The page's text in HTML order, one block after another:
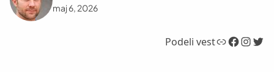
maj 6, 2026
Podeli vestLink Facebook InstagramTwitter